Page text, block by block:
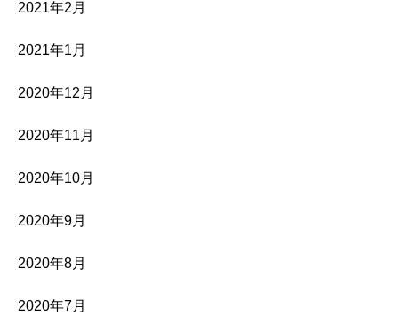
2021年2月
2021年1月
2020年12月
2020年11月
2020年10月
2020年9月
2020年8月
2020年7月